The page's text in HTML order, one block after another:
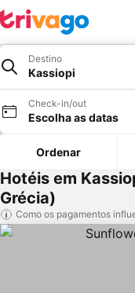
Destino
Kassiopi
Check-in/out
Escolha as datas
Ordenar
Hotéis em
Grécia)
Como os pagamentos